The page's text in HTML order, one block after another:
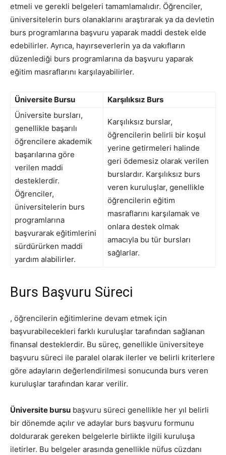
etmeli ve gerekli belgeleri tamamlamalıdır. Öğrenciler,
üniversitelerin burs olanaklarını araştırarak ya da devletin
burs programlarına başvuru yaparak maddi destek elde
edebilirler. Ayrıca, hayırseverlerin ya da vakıfların
düzenlediği burs programlarına da başvuru yaparak
eğitim masraflarını karşılayabilirler.
Üniversite Bursu
Karşılıksız Burs
Üniversite bursları,
genellikle başarılı
öğrencilere akademik
başarılarına göre
verilen maddi
desteklerdir.
Öğrenciler,
üniversitelerin burs
programlarına
başvurarak eğitimlerini
sürdürürken maddi
yardım alabilirler.
Karşılıksız burslar,
öğrencilerin belirli bir koşul
yerine getirmeleri halinde
geri ödemesiz olarak verilen
burslardır. Karşılıksız burs
veren kuruluşlar, genellikle
öğrencilerin eğitim
masraflarını karşılamak ve
onlara destek olmak
amacıyla bu tür bursları
sağlarlar.
Burs Başvuru Süreci
, öğrencilerin eğitimlerine devam etmek için
başvurabilecekleri farklı kuruluşlar tarafından sağlanan
finansal desteklerdir. Bu süreç, genellikle üniversiteye
başvuru süreci ile paralel olarak ilerler ve belirli kriterlere
göre adayların değerlendirilmesi sonucunda burs veren
kuruluşlar tarafından karar verilir.
Üniversite bursu başvuru süreci genellikle her yıl belirli
bir dönemde açılır ve adaylar burs başvuru formunu
doldurarak gereken belgelerle birlikte ilgili kuruluşa
iletirler. Bu belgeler arasında genellikle nüfus cüzdanı